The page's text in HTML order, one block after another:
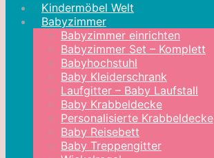
Kindermöbel Welt
Babyzimmer
Babyzimmer einrichten
Babyzimmer Set – Komplett
Babyhochstuhl
Baby Kleiderschrank
Laufgitter – Baby Laufstall
Baby Krabbeldecke
Personalisierte Krabbeldecke
Baby Reisebett
Baby Treppengitter